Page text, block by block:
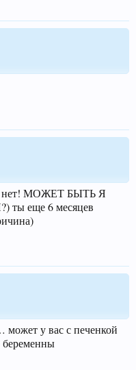
нет! МОЖЕТ БЫТЬ Я
еще 6 месяцев
у вас с печенкой